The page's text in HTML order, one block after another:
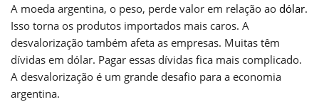
A moeda argentina, o peso, perde valor em relação ao dólar.
Isso torna os produtos importados mais caros. A
desvalorização também afeta as empresas. Muitas têm
dívidas em dólar. Pagar essas dívidas fica mais complicado.
A desvalorização é um grande desafio para a economia
argentina.